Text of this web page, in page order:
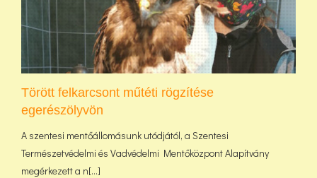
Törött felkarcsont műtéti rögzítése
egerészölyvön
A szentesi mentőállomásunk utódjától, a Szentesi
Természetvédelmi és Vadvédelmi Mentőközpont Alapítvány
megérkezett a n[...]